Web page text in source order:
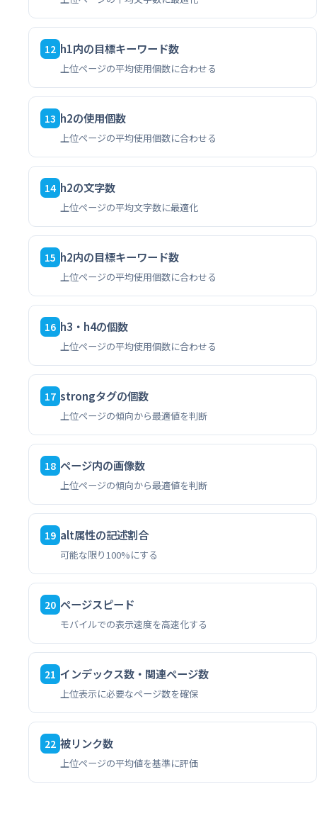
12 h1内の目標キーワード数
上位ページの平均使用個数に合わせる
13 h2の使用個数
上位ページの平均使用個数に合わせる
14 h2の文字数
上位ページの平均文字数に最適化
15 h2内の目標キーワード数
上位ページの平均使用個数に合わせる
16 h3・h4の個数
上位ページの平均使用個数に合わせる
17 strongタグの個数
上位ページの傾向から最適値を判断
18 ページ内の画像数
上位ページの傾向から最適値を判断
19 alt属性の記述割合
可能な限り100%にする
20 ページスピード
モバイルでの表示速度を高速化する
21 インデックス数・関連ページ数
上位表示に必要なページ数を確保
22 被リンク数
上位ページの平均値を基準に評価